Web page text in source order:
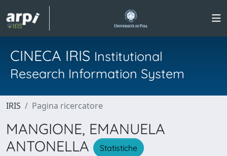
CINECA IRIS Institutional
Research Information System
IRIS Pagina ricercatore
MANGIONE, EMANUELA
ANTONELLA
Statistiche